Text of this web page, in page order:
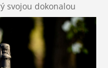
svojou dokonalou